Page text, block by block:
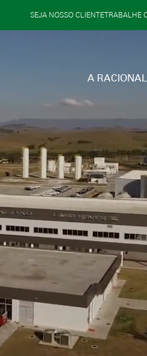
SEJA NOSSO CLIENTE TRABALHE
A RACIONAL